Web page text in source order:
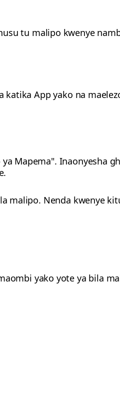
tu malipo kwenye
App yako na
Mapema". Inaonyesha
malipo. Nenda kwenye
yako yote ya bila